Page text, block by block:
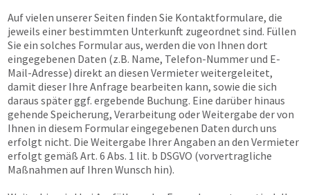
Auf vielen unserer Seiten finden Sie Kontaktformulare, die
jeweils einer bestimmten Unterkunft zugeordnet sind. Füllen
Sie ein solches Formular aus, werden die von Ihnen dort
eingegebenen Daten (z.B. Name, Telefon-Nummer und E-
Mail-Adresse) direkt an diesen Vermieter weitergeleitet,
damit dieser Ihre Anfrage bearbeiten kann, sowie die sich
daraus später ggf. ergebende Buchung. Eine darüber hinaus
gehende Speicherung, Verarbeitung oder Weitergabe der von
Ihnen in diesem Formular eingegebenen Daten durch uns
erfolgt nicht. Die Weitergabe Ihrer Angaben an den Vermieter
erfolgt gemäß Art. 6 Abs. 1 lit. b DSGVO (vorvertragliche
Maßnahmen auf Ihren Wunsch hin).